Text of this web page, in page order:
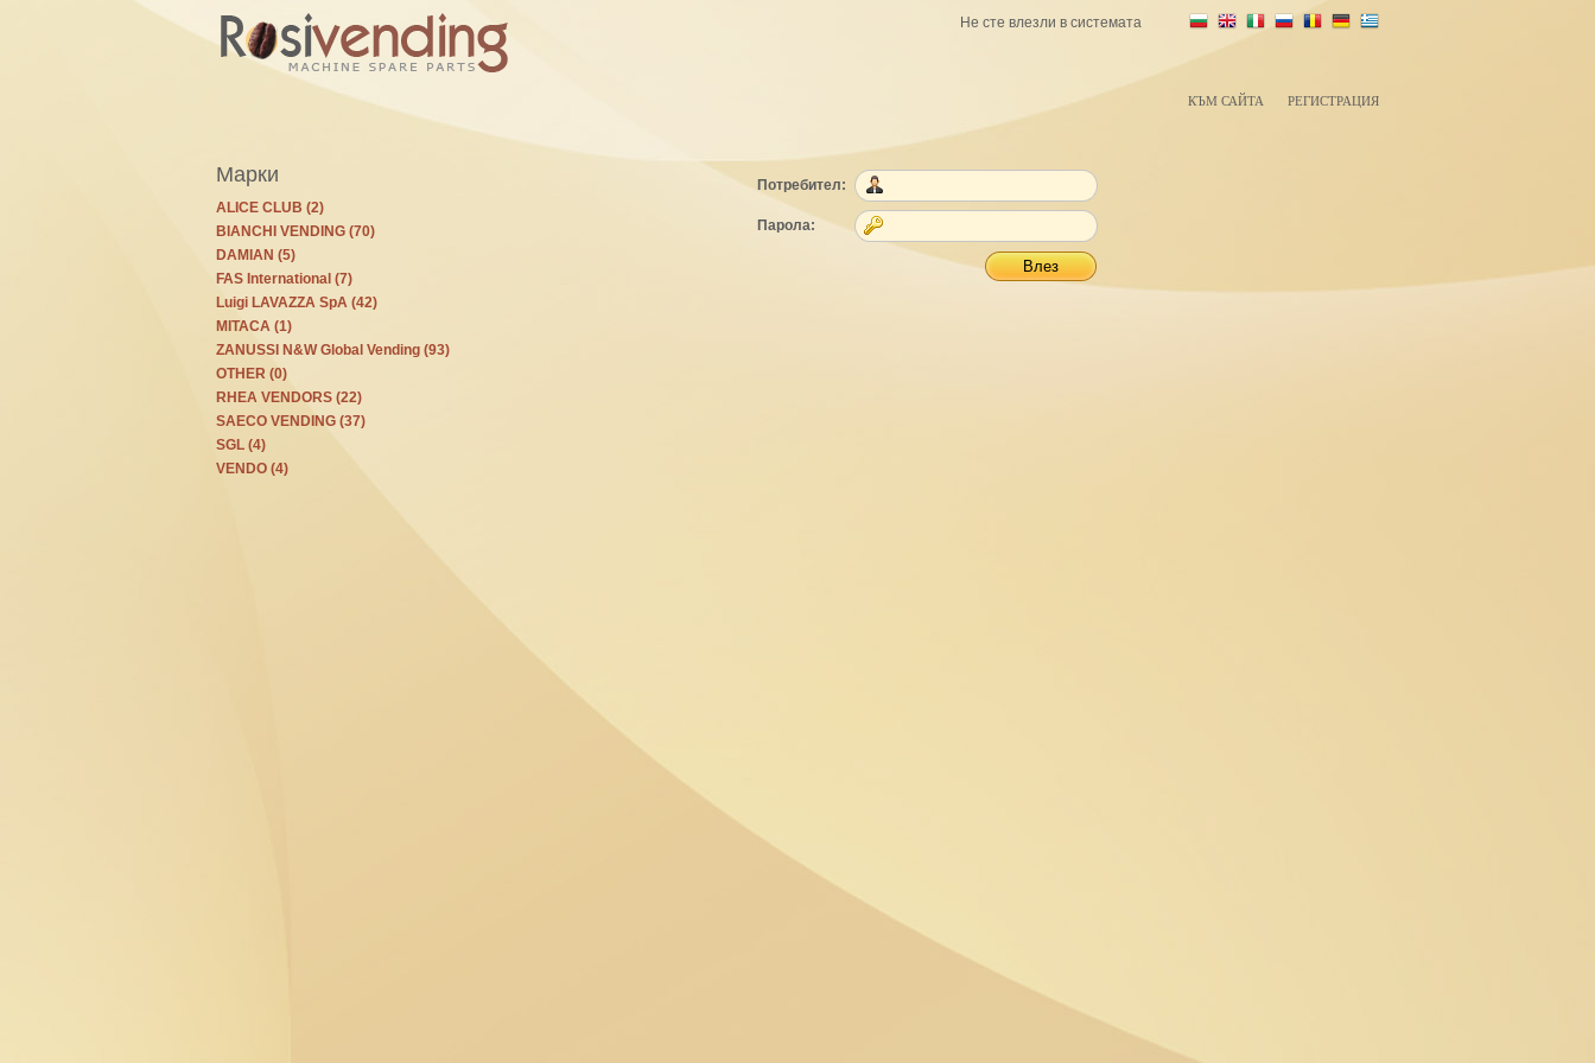
Не сте влезли в системата
КЪМ САЙТА РЕГИСТРАЦИЯ
Марки
ALICE CLUB (2)
BIANCHI VENDING (70)
DAMIAN (5)
FAS International (7)
Luigi LAVAZZA SpA (42)
MITACA (1)
ZANUSSI N&W Global Vending (93)
OTHER (0)
RHEA VENDORS (22)
SAECO VENDING (37)
SGL (4)
VENDO (4)
Потребител:
Парола: